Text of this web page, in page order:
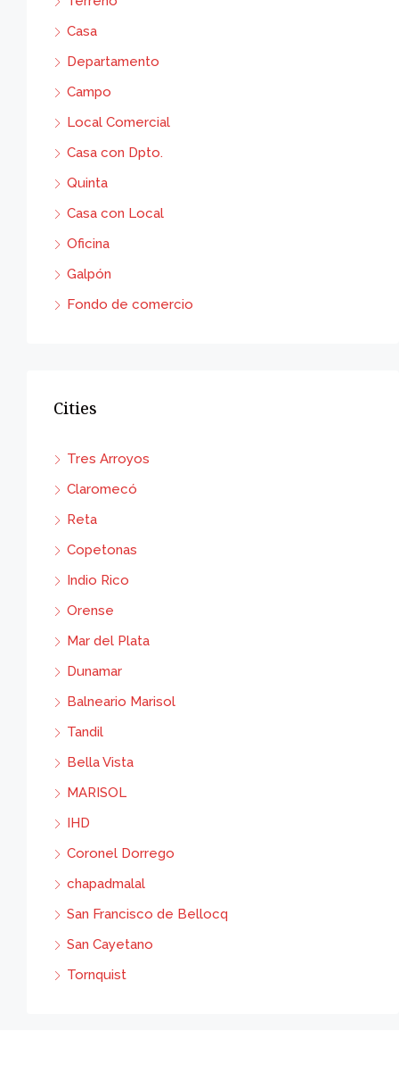
Casa
Departamento
Campo
Local Comercial
Casa con Dpto.
Quinta
Casa con Local
Oficina
Galpón
Fondo de comercio
Cities
Tres Arroyos
Claromecó
Reta
Copetonas
Indio Rico
Orense
Mar del Plata
Dunamar
Balneario Marisol
Tandil
Bella Vista
MARISOL
IHD
Coronel Dorrego
chapadmalal
San Francisco de Bellocq
San Cayetano
Tornquist